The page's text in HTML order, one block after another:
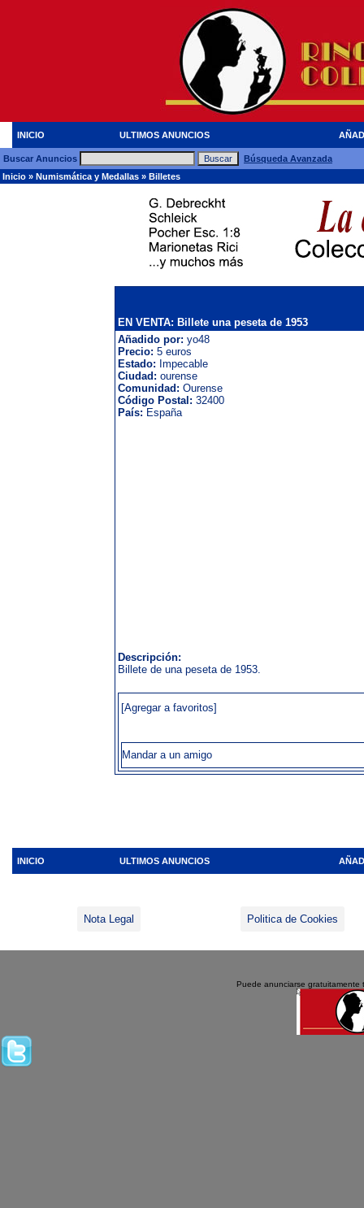
INICIO ULTIMOS ANUNCIOS
Buscar Anuncios
Búsqueda Avanzada
Inicio » Numismática y Medallas » Billetes
EN VENTA: Billete una peseta de 1953
Añadido por: yo48
Precio: 5 euros
Estado: Impecable
Ciudad: ourense
Comunidad: Ourense
Código Postal: 32400
País: España
Descripción:
Billete de una peseta de 1953.
[Agregar a favoritos]
Mandar a un amigo
INICIO ULTIMOS ANUNCIOS
Nota Legal Politica de Cookies
Puede anunciarse